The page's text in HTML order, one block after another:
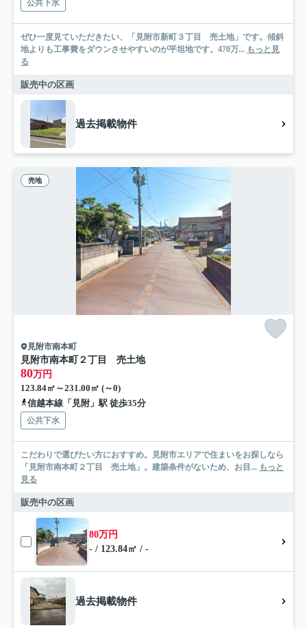
公共下水
ぜひ一度見ていただきたい、「見附市新町３丁目 売土地」です。傾斜
地よりも工事費をダウンさせやすいのが平坦地です。470万... もっと見
る
販売中の区画
過去掲載物件
売地
見附市南本町
見附市南本町２丁目 売土地
80万円
123.84㎡～231.00㎡ (～0)
信越本線「見附」駅 徒歩35分
公共下水
こだわりで選びたい方におすすめ。見附市エリアで住まいをお探しなら
「見附市南本町２丁目 売土地」。建築条件がないため、お目... もっと
見る
販売中の区画
80万円
- / 123.84㎡ / -
過去掲載物件